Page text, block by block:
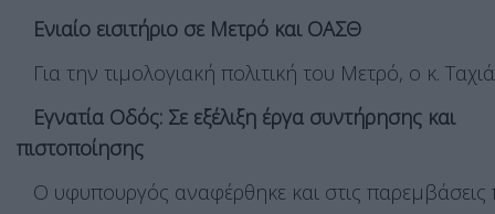
Ενιαίο εισιτήριο σε Μετρό και ΟΑΣΘ
Για την τιμολογιακή πολιτική του Μετρό, ο κ.
Εγνατία Οδός: Σε εξέλιξη έργα συντήρησης και
πιστοποίησης
Ο υφυπουργός αναφέρθηκε και στις παρεμβάσεις